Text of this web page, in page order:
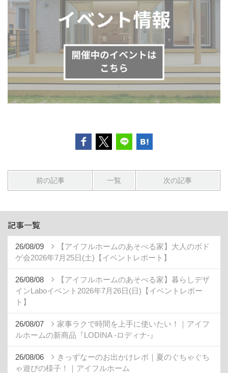
前の記事 一覧 次の記事
記事一覧
26/08/09
【アイフルホームのあそべる家】大人のボド
ゲ会2026年7月25日(土)【イベントレポート】
26/08/08
【アイフルホームのあそべる家】暮らしデザ
インLaboイベント2026年7月26日(日)【イベントレポー
ト】
26/08/07
家事ラクで時間を上手に使いたい！｜アイフ
ルホームの新商品『LODINA -ロディナ-』
26/08/06
きっずなーのお出かけレポ｜夏のぐちゃぐち
ゃ遊びの様子！｜アイフルホーム